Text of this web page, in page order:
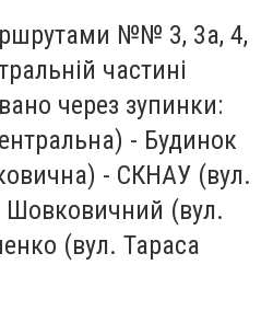
№№ 3, 3а, 4,
частині
через зупинки:
- Будинок
- СКНАУ (вул.
(вул.
(вул. Тараса